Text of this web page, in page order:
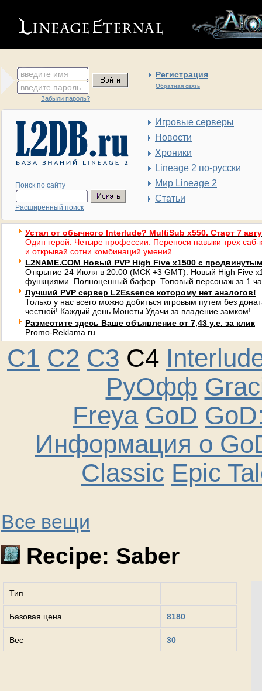
введите имя Регистрация
Обратная связь
введите пароль
Забыли пароль?
Поиск по сайту
Расширенный поиск
Игровые серверы
Новости
Хроники
Lineage 2 по-русски
Мир Lineage 2
Статьи
Устал от обычного Interlude? MultiSub x550. Старт 7
Один герой. Четыре профессии. Переноси навыки трёх саб-
и открывай сотни комбинаций умений.
L2NAME.COM Новый PVP High Five x1500 с
Открытие 24 Июля в 20:00 (МСК +3 GMT). Новый High Five
функциями. Полноценный бафер. Топовый персонаж за 1
Лучший PVP сервер L2Essence которому нет аналогов!
Только у нас всего можно добиться игровым путем без
честной! Каждый день Монеты Удачи за владение замком!
Разместите здесь Ваше объявление от 7,43 у.е. за клик
Promo-Reklama.ru
C1 C2 C3 C4
РуОфф
Freya GoD
Информация о
Classic Epic
Все вещи
Recipe: Saber
Тип
Базовая цена 8180
Вес 30